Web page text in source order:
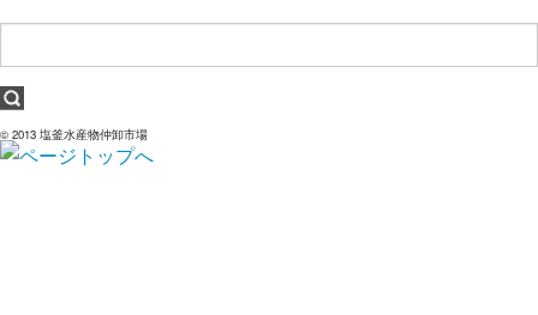
© 2013 塩釜水産物仲卸市場